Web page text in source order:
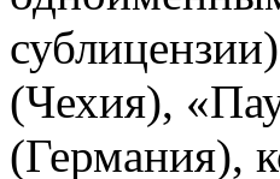
(Чехия),
(Германия),